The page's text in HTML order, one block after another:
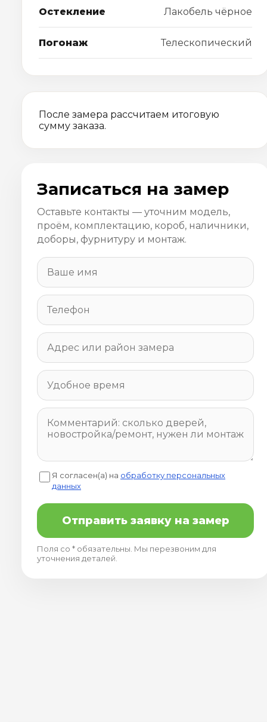
Остекление Лакобель чёрное
Погонаж Телескопический
После замера рассчитаем итоговую
сумму заказа.
Записаться на замер
Оставьте контакты — уточним модель,
проём, комплектацию, короб, наличники,
доборы, фурнитуру и монтаж.
Я согласен(а) на обработку персональных
данных
Отправить заявку на замер
Поля со * обязательны. Мы перезвоним для
уточнения деталей.